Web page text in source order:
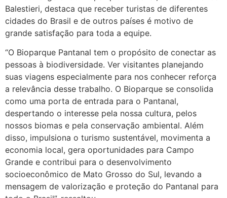
Balestieri, destaca que receber turistas de diferentes
cidades do Brasil e de outros países é motivo de
grande satisfação para toda a equipe.
“O Bioparque Pantanal tem o propósito de conectar as
pessoas à biodiversidade. Ver visitantes planejando
suas viagens especialmente para nos conhecer reforça
a relevância desse trabalho. O Bioparque se consolida
como uma porta de entrada para o Pantanal,
despertando o interesse pela nossa cultura, pelos
nossos biomas e pela conservação ambiental. Além
disso, impulsiona o turismo sustentável, movimenta a
economia local, gera oportunidades para Campo
Grande e contribui para o desenvolvimento
socioeconômico de Mato Grosso do Sul, levando a
mensagem de valorização e proteção do Pantanal para